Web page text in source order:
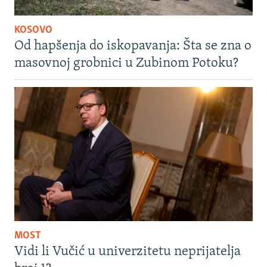
KOSOVO
Od hapšenja do iskopavanja: Šta se zna o
masovnoj grobnici u Zubinom Potoku?
MOST
Vidi li Vučić u univerzitetu neprijatelja